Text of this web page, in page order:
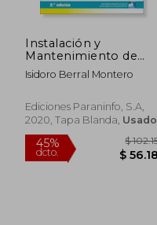
Instalación y
Mantenimiento de
Redes Para
Transmisión de Datos
Isidoro Berral Montero
Ediciones Paraninfo, S.A,
2020, Tapa Blanda, Usado